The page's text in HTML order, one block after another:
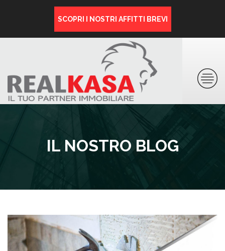
SCOPRI I NOSTRI AFFITTI BREVI
IL NOSTRO BLOG